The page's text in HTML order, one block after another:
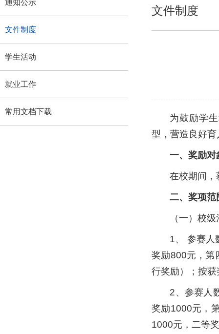
通知公示
文件制度
学生活动
就业工作
常用文档下载
文件制度
为鼓励学
型，营造良好
一、奖励对
在校期间，
二、奖项范
（一）校
1、 参赛人
奖励800元，第
行奖励）；按
2、参赛人
奖励1000元，
1000元，二等